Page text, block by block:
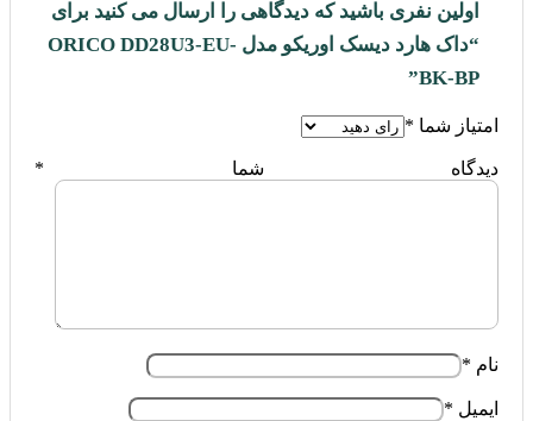
اولین نفری باشید که دیدگاهی را ارسال می کنید برای
“داک هارد دیسک اوریکو مدل ORICO DD28U3-EU-
BK-BP”
امتیاز شما *
دیدگاه شما *
نام *
ایمیل *